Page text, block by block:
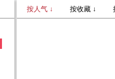
按人气 ↓ 按收藏 ↓